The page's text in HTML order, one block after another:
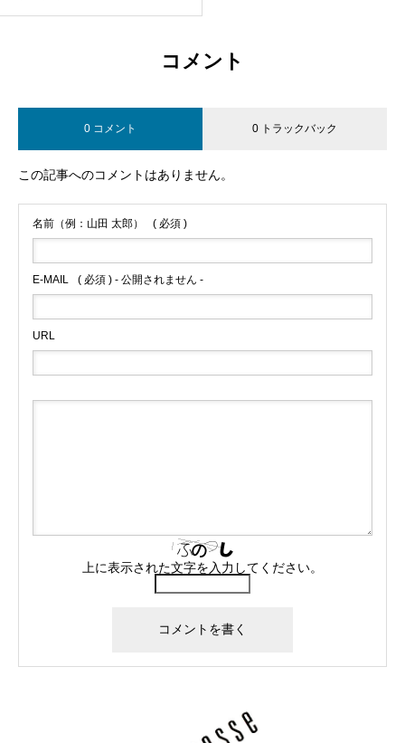
コメント
0 コメント 0 トラックバック
この記事へのコメントはありません。
名前（例：山田 太郎） ( 必須 )
E-MAIL ( 必須 ) - 公開されません -
URL
上に表示された文字を入力してください。